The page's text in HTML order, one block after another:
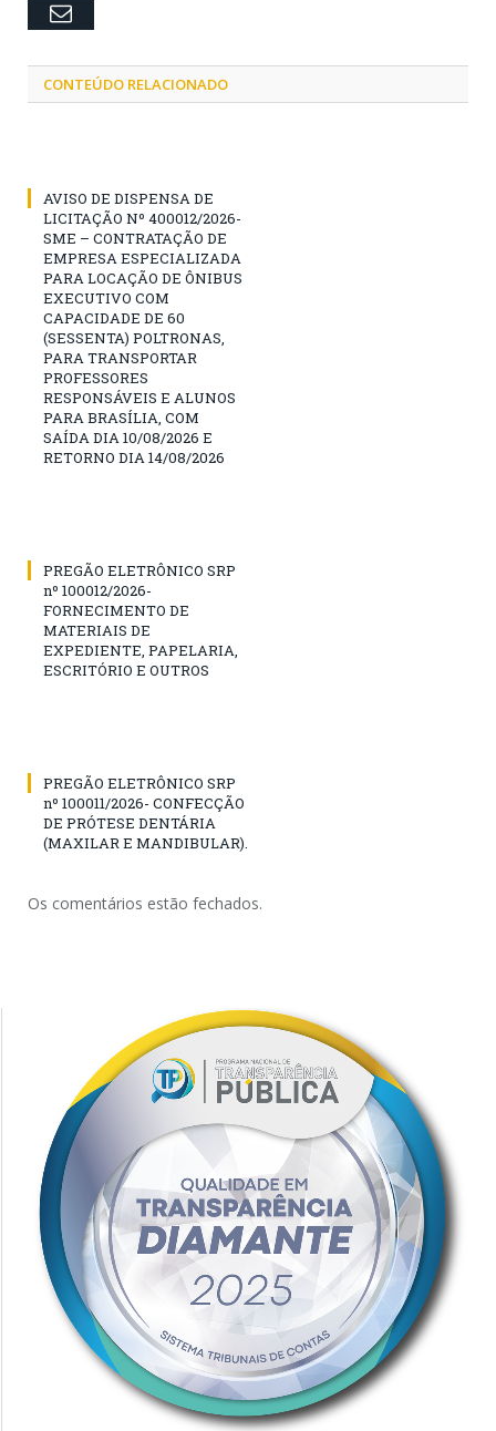
Email
CONTEÚDO RELACIONADO
AVISO DE DISPENSA DE
LICITAÇÃO Nº 400012/2026-
SME – CONTRATAÇÃO DE
EMPRESA ESPECIALIZADA
PARA LOCAÇÃO DE ÔNIBUS
EXECUTIVO COM
CAPACIDADE DE 60
(SESSENTA) POLTRONAS,
PARA TRANSPORTAR
PROFESSORES
RESPONSÁVEIS E ALUNOS
PARA BRASÍLIA, COM
SAÍDA DIA 10/08/2026 E
RETORNO DIA 14/08/2026
PREGÃO ELETRÔNICO SRP
nº 100012/2026-
FORNECIMENTO DE
MATERIAIS DE
EXPEDIENTE, PAPELARIA,
ESCRITÓRIO E OUTROS
PREGÃO ELETRÔNICO SRP
nº 100011/2026- CONFECÇÃO
DE PRÓTESE DENTÁRIA
(MAXILAR E MANDIBULAR).
Os comentários estão fechados.